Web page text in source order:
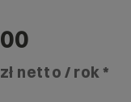
00
zł netto / rok *